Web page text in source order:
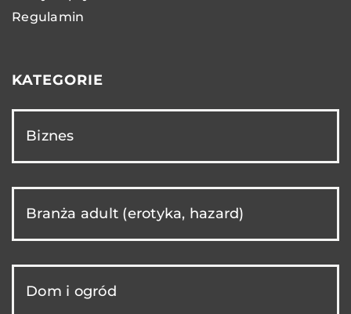
Regulamin
KATEGORIE
Biznes
Branża adult (erotyka, hazard)
Dom i ogród